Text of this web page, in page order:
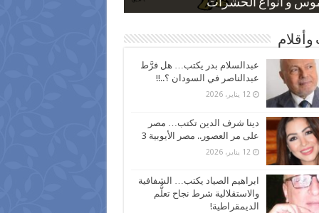
و أنواع الحشرات
بعد ارتفاع الأسعار
نسبة الطلاق في مصر
كاركاتيرية
كاركاتيرية
وأقلام
عبدالسلام بدر يكتب… هل فرَّط
عبدالناصر في السودان ؟..!!
12 يناير، 2026
دينا شرف الدين تكتب… مصر
على مر العصور.. مصر الأيوبية 3
12 يناير، 2026
ابراهيم الصياد يكتب… الشفافية
والاستقلالية شرط نجاح تعلُّم
الديمقراطية!